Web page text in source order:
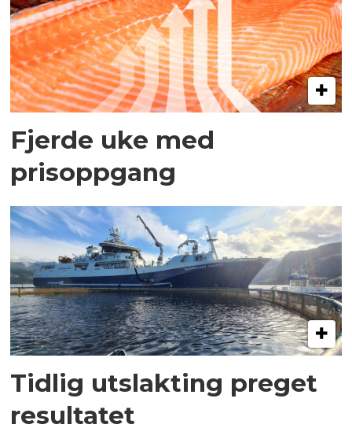
Fjerde uke med
prisoppgang
Tidlig utslakting preget
resultatet